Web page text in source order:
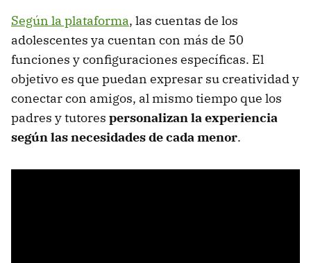
Según la plataforma, las cuentas de los
adolescentes ya cuentan con más de 50
funciones y configuraciones específicas. El
objetivo es que puedan expresar su creatividad y
conectar con amigos, al mismo tiempo que los
padres y tutores personalizan la experiencia
según las necesidades de cada menor.